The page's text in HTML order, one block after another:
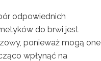
odpowiednich
do brwi jest
ponieważ mogą one
wpłynąć na